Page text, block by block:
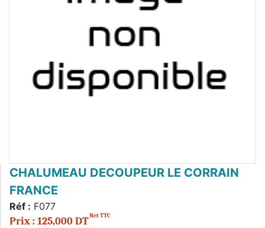
CHALUMEAU DECOUPEUR LE CORRAIN
FRANCE
Réf : F077
Prix : 125,000 DTNet TTC